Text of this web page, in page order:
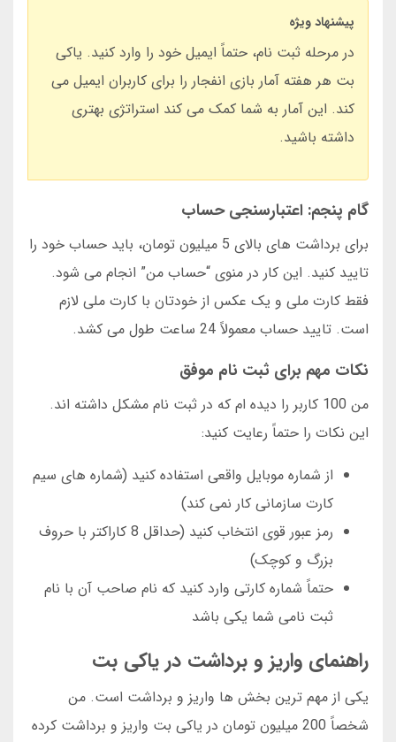
پیشنهاد ویژه
در مرحله ثبت نام، حتماً ایمیل خود را وارد کنید. یاکی
بت هر هفته آمار بازی انفجار را برای کاربران ایمیل می
کند. این آمار به شما کمک می کند استراتژی بهتری
داشته باشید.
گام پنجم: اعتبارسنجی حساب
برای برداشت های بالای 5 میلیون تومان، باید حساب خود را
تایید کنید. این کار در منوی “حساب من” انجام می شود.
فقط کارت ملی و یک عکس از خودتان با کارت ملی لازم
است. تایید حساب معمولاً 24 ساعت طول می کشد.
نکات مهم برای ثبت نام موفق
من 100 کاربر را دیده ام که در ثبت نام مشکل داشته اند.
این نکات را حتماً رعایت کنید:
از شماره موبایل واقعی استفاده کنید (شماره های سیم
کارت سازمانی کار نمی کند)
رمز عبور قوی انتخاب کنید (حداقل 8 کاراکتر با حروف
بزرگ و کوچک)
حتماً شماره کارتی وارد کنید که نام صاحب آن با نام
ثبت نامی شما یکی باشد
راهنمای واریز و برداشت در یاکی بت
یکی از مهم ترین بخش ها واریز و برداشت است. من
شخصاً 200 میلیون تومان در یاکی بت واریز و برداشت کرده